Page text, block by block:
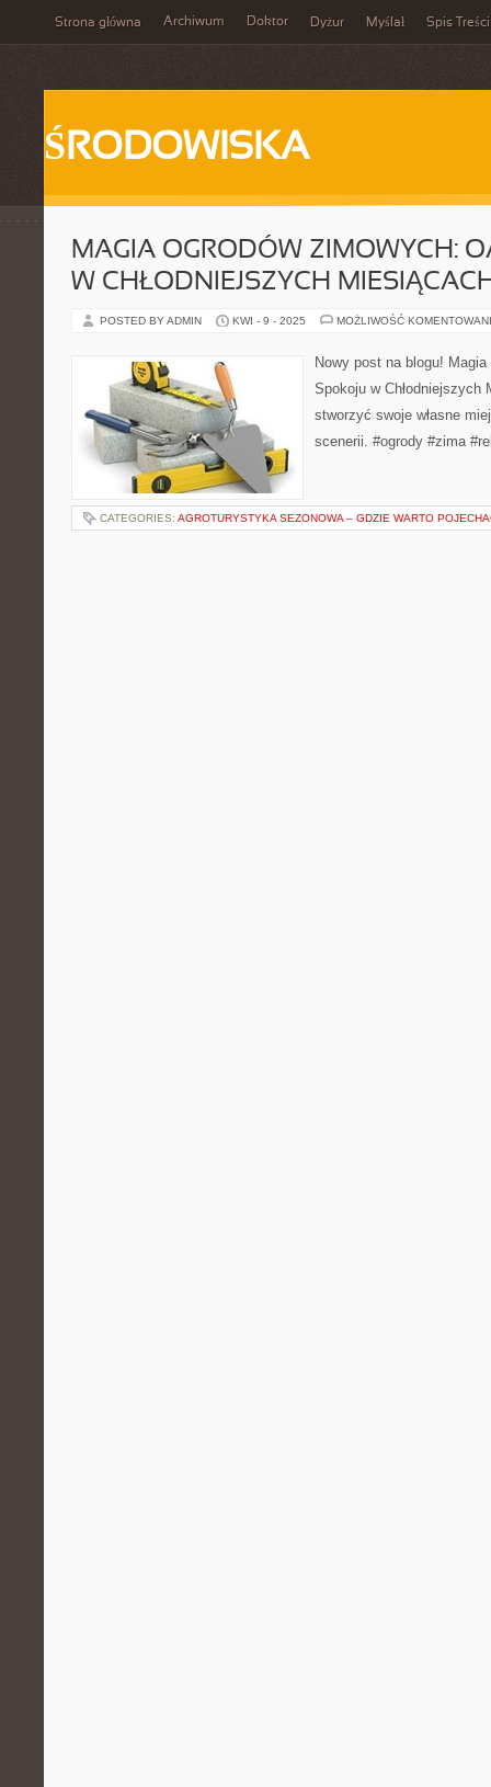
Strona główna Archiwum Doktor Dyżur Myślał Spis Treści
ŚRODOWISKA
MAGIA OGRODÓW ZIMOWYCH:
W CHŁODNIEJSZYCH
POSTED BY ADMIN KWI - 9 - 2025 MOŻLIWOŚĆ
Nowy post na blogu!
Spokoju w Chłodniejszych
stworzyć swoje własne
scenerii. #ogrody #zima
CATEGORIES: AGROTURYSTYKA SEZONOWA – GDZIE WARTO